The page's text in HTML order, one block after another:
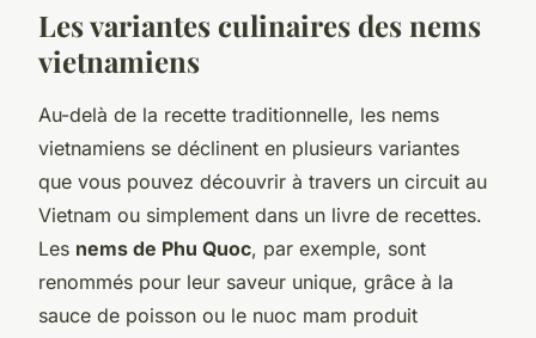
Les variantes culinaires des nems
vietnamiens
Au-delà de la recette traditionnelle, les nems
vietnamiens se déclinent en plusieurs variantes
que vous pouvez découvrir à travers un circuit au
Vietnam ou simplement dans un livre de recettes.
Les nems de Phu Quoc, par exemple, sont
renommés pour leur saveur unique, grâce à la
sauce de poisson ou le nuoc mam produit